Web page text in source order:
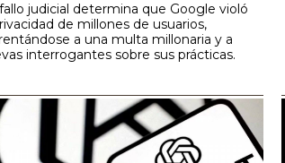
judicial determina que Google violó
de millones de usuarios,
a una multa millonaria y a
interrogantes sobre sus prácticas.